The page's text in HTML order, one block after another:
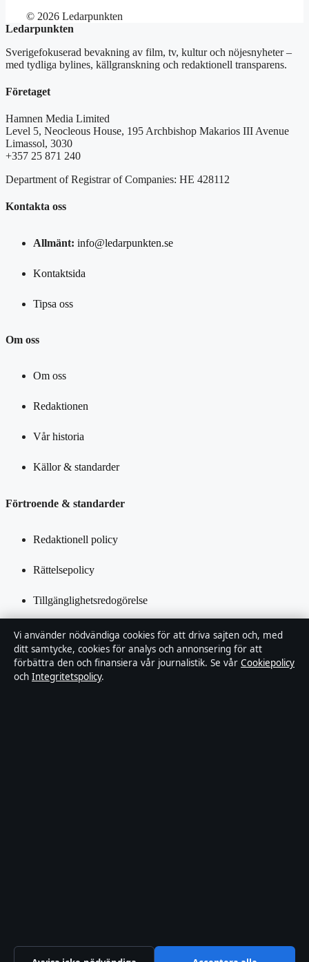
© 2026 Ledarpunkten
Ledarpunkten
Sverigefokuserad bevakning av film, tv, kultur och nöjesnyheter –
med tydliga bylines, källgranskning och redaktionell transparens.
Företaget
Hamnen Media Limited
Level 5, Neocleous House, 195 Archbishop Makarios III Avenue
Limassol, 3030
+357 25 871 240
Department of Registrar of Companies: HE 428112
Kontakta oss
Allmänt: info@ledarpunkten.se
Kontaktsida
Tipsa oss
Om oss
Om oss
Redaktionen
Vår historia
Källor & standarder
Förtroende & standarder
Redaktionell policy
Rättelsepolicy
Tillgänglighetsredogörelse
Integritetspolicy
Kändisar & integritet
Vi använder nödvändiga cookies för att driva sajten och, med
ditt samtycke, cookies för analys och annonsering för att
förbättra den och finansiera vår journalistik. Se vår Cookiepolicy
och Integritetspolicy.